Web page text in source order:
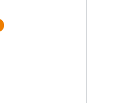
Mehr Informationen zum